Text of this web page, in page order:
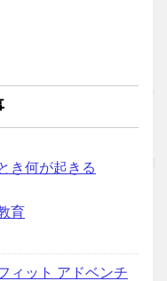
き何が起きる
育
ィット アドベンチ